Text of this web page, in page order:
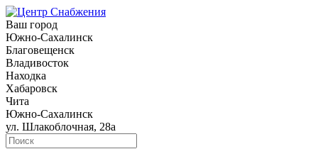
Ваш город
Южно-Сахалинск
Благовещенск
Владивосток
Находка
Хабаровск
Чита
Южно-Сахалинск
ул. Шлакоблочная, 28а